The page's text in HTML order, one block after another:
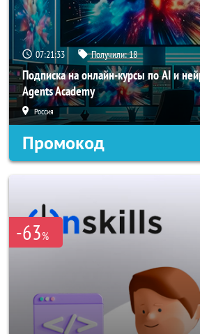
07:21:32 Получили:18
Подписка на онлайн-курсы по AI и
Agents Academy
Россия
Промокод
-63%